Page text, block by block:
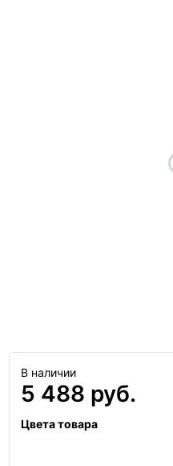
В наличии
5 488 руб.
Цвета товара